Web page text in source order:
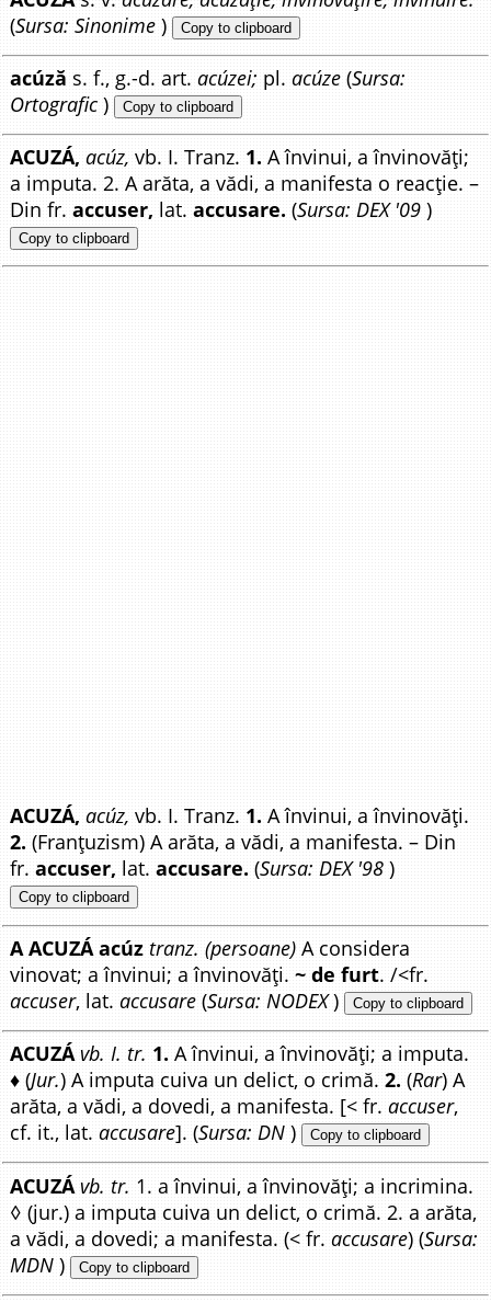
(Sursa: Sinonime ) Copy to clipboard
acúză s. f., g.-d. art.acúzei; pl.acúze (Sursa:
Ortografic ) Copy to clipboard
ACUZÁ, acúz, vb. I. Tranz. 1. A învinui, a învinovăți;
a imputa. 2. A arăta, a vădi, a manifesta o reacție. –
Din fr.accuser, lat.accusare. (Sursa: DEX '09 )
Copy to clipboard
ACUZÁ, acúz, vb. I. Tranz. 1. A învinui, a învinovăți.
2. (Franțuzism) A arăta, a vădi, a manifesta. – Din
fr.accuser, lat.accusare. (Sursa: DEX '98 )
Copy to clipboard
A ACUZÁ acúz tranz. (persoane) A considera
vinovat; a învinui; a învinovăți.~ de furt. /<fr.
accuser, lat.accusare (Sursa: NODEX) Copy to clipboard
ACUZÁ vb. I. tr. 1. A învinui, a învinovăți; a imputa.
♦ (Jur.) A imputa cuiva un delict, o crimă.2. (Rar) A
arăta, a vădi, a dovedi, a manifesta. [< fr.accuser,
cf. it., lat.accusare]. (Sursa: DN ) Copy to clipboard
ACUZÁ vb. tr. 1. a învinui, a învinovăți; a incrimina.
◊ (jur.) a imputa cuiva un delict, o crimă. 2. a arăta,
a vădi, a dovedi; a manifesta. (< fr.accusare) (Sursa:
MDN ) Copy to clipboard